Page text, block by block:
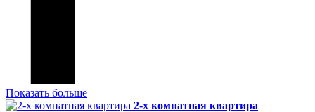
Показать больше
2-х комнатная квартира